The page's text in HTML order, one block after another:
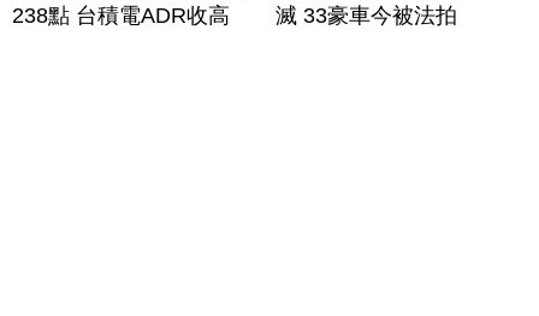
238點 台積電ADR收高
滅 33豪車今被法拍